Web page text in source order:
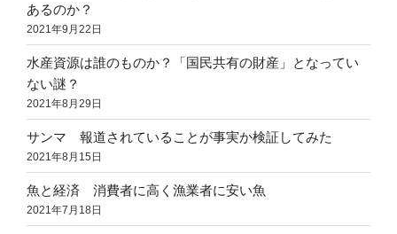
あるのか？
2021年9月22日
水産資源は誰のものか？「国民共有の財産」となってい
ない謎？
2021年8月29日
サンマ 報道されていることが事実か検証してみた
2021年8月15日
魚と経済 消費者に高く漁業者に安い魚
2021年7月18日